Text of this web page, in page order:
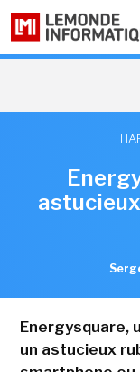
Energysquare,
un astucieux